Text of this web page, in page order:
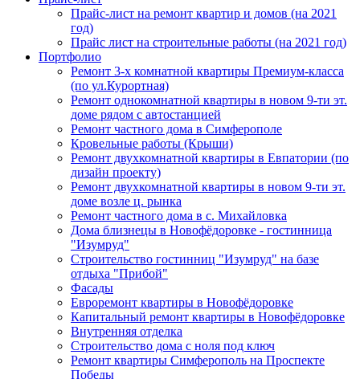
Прайс-лист на ремонт квартир и домов (на 2021
год)
Прайс лист на строительные работы (на 2021 год)
Портфолио
Ремонт 3-х комнатной квартиры Премиум-класса
(по ул.Курортная)
Ремонт однокомнатной квартиры в новом 9-ти эт.
доме рядом с автостанцией
Ремонт частного дома в Симферополе
Кровельные работы (Крыши)
Ремонт двухкомнатной квартиры в Евпатории (по
дизайн проекту)
Ремонт двухкомнатной квартиры в новом 9-ти эт.
доме возле ц. рынка
Ремонт частного дома в с. Михайловка
Дома близнецы в Новофёдоровке - гостинница
"Изумруд"
Строительство гостинниц "Изумруд" на базе
отдыха "Прибой"
Фасады
Евроремонт квартиры в Новофёдоровке
Капитальный ремонт квартиры в Новофёдоровке
Внутренняя отделка
Строительство дома с ноля под ключ
Ремонт квартиры Симферополь на Проспекте
Победы